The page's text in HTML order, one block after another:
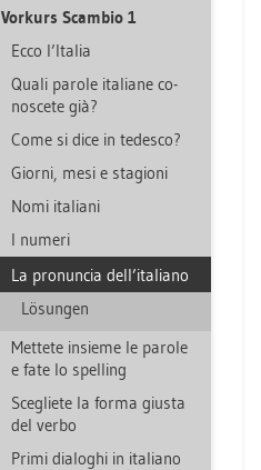
Vor­kurs Scam­bio 1
Ecco l’Ita­lia
Quali pa­ro­le ita­lia­ne co­
no­s­ce­te già?
Come si dice in te­des­co?
Gior­ni, mesi e sta­gio­ni
Nomi ita­lia­ni
I nu­me­ri
La pro­nun­cia dell’ita­lia­no
Lö­sun­gen
Met­te­te in­sie­me le pa­ro­le
e fate lo spel­ling
Sce­glie­te la forma gius­ta
del verbo
Primi dia­lo­ghi in ita­lia­no